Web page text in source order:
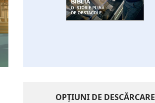
OPŢIUNI DE DESCĂRCARE